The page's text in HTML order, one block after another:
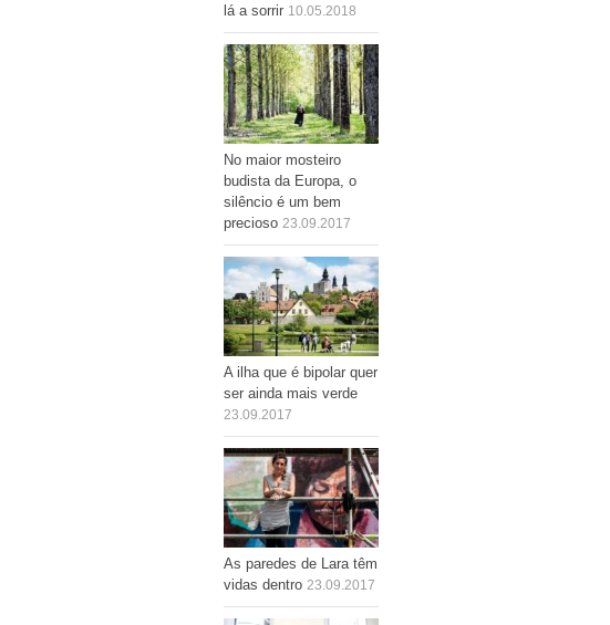
lá a sorrir 10.05.2018
No maior mosteiro
budista da Europa, o
silêncio é um bem
precioso 23.09.2017
A ilha que é bipolar quer
ser ainda mais verde
23.09.2017
As paredes de Lara têm
vidas dentro 23.09.2017